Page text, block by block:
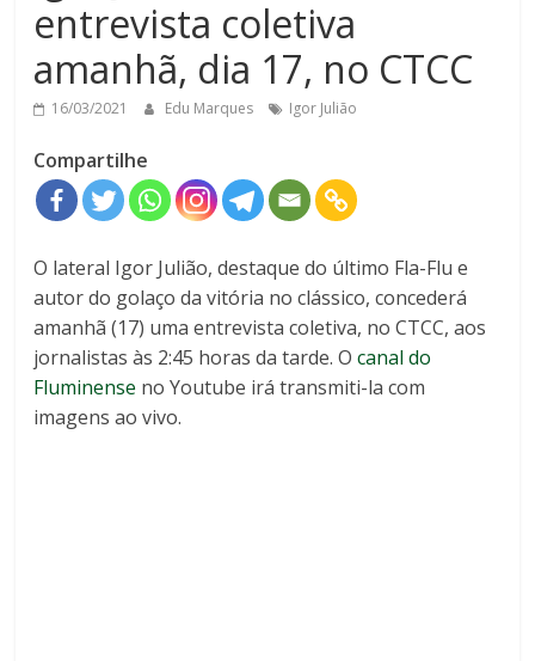
entrevista coletiva
amanhã, dia 17, no CTCC
16/03/2021 Edu Marques Igor Julião
Compartilhe
O lateral Igor Julião, destaque do último Fla-Flu e
autor do golaço da vitória no clássico, concederá
amanhã (17) uma entrevista coletiva, no CTCC, aos
jornalistas às 2:45 horas da tarde. Ocanal do
Fluminense no Youtube irá transmiti-la com
imagens ao vivo.